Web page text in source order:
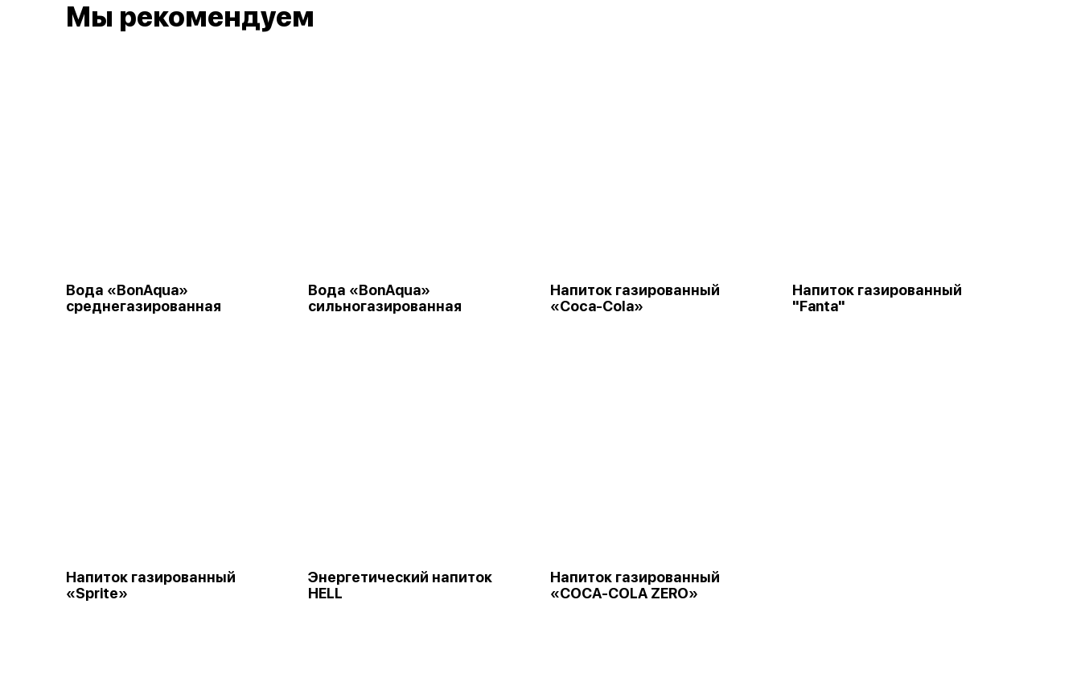
Мы рекомендуем
Вода «BonAqua»
среднегазированная
Вода «BonAqua»
сильногазированная
Напиток газированный
«Coca-Cola»
Напиток газированный
"Fanta"
Напиток газированный
«Sprite»
Энергетический напиток
HELL
Напиток газированный
«COCA-COLA ZERO»